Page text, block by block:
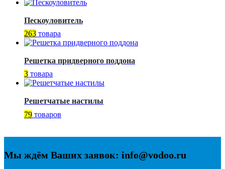
Пескоуловитель
263 товара
Решетка придверного поддона
3 товара
Решетчатые настилы
79 товаров
Мы ждём Ваших заявок: info@vodoo.ru